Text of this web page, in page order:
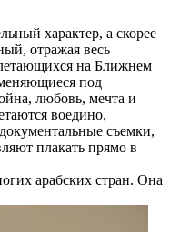
характер, а скорее
отражая весь
на Ближнем
под
любовь, мечта и
воедино,
съемки,
плакать прямо в
арабских стран. Она